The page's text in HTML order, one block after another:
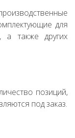
для
а также других
позиций,
под заказ.